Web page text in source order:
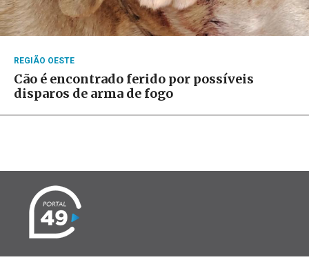
REGIÃO OESTE
Cão é encontrado ferido por possíveis
disparos de arma de fogo